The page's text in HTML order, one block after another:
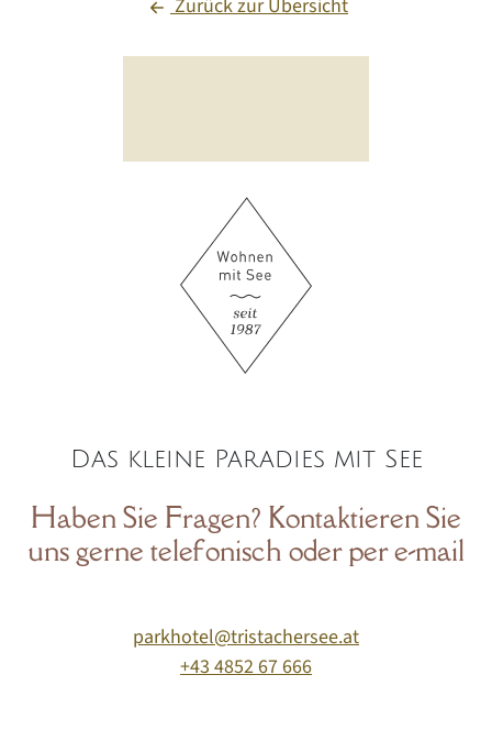
Zurück zur Übersicht
Das kleine Paradies mit See
Haben Sie Fragen? Kontaktieren Sie
uns gerne telefonisch oder per e-mail
parkhotel@tristachersee.at
+43 4852 67 666